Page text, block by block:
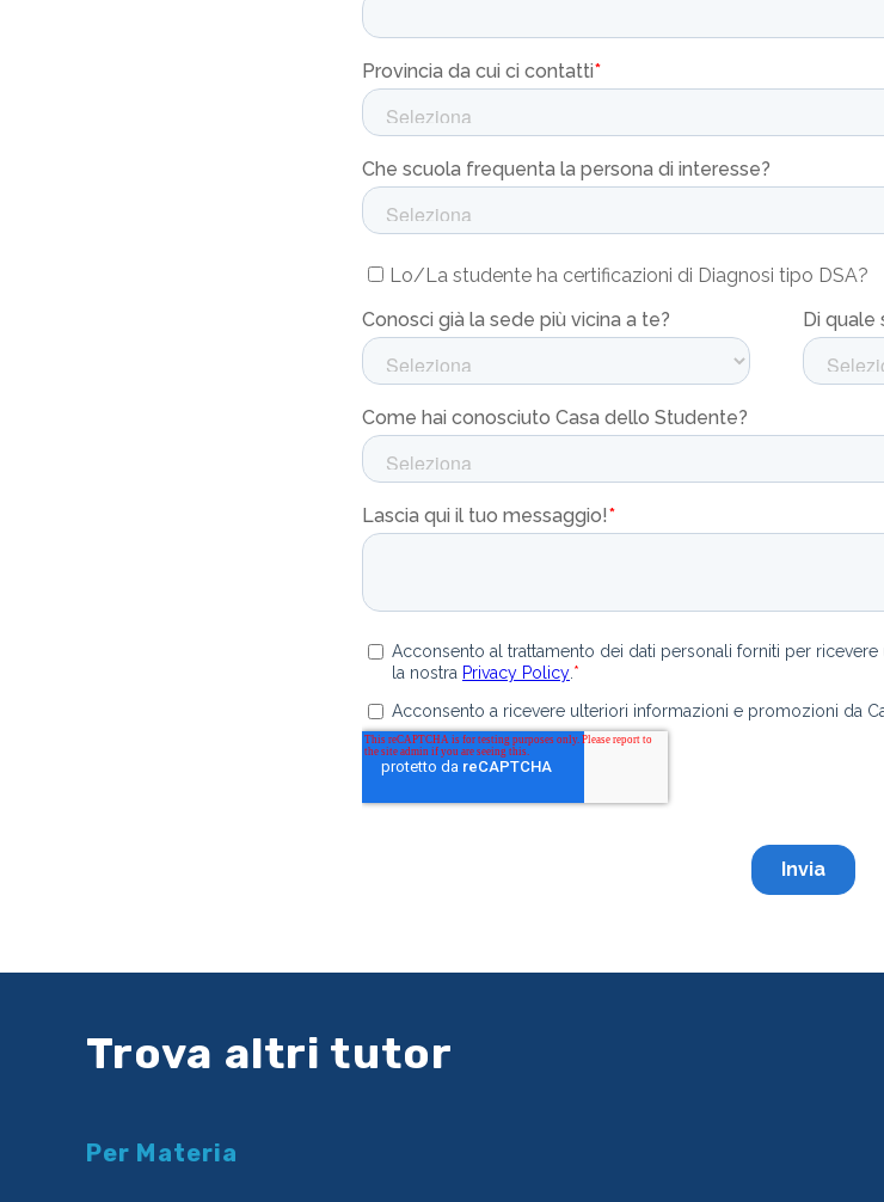
Trova altri tutor
Per Materia